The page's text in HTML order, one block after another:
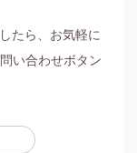
たら、お気軽に
い合わせボタン